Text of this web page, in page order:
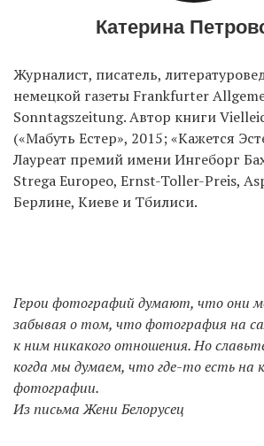
Катерина
Журналист, писатель,
немецкой газеты Frankfurter
Sonntagszeitung. Автор книги
(«Мабуть Естер», 2015; «Кажется
Лауреат премий имени Ингеборг
Strega Europeo, Ernst-Toller-Preis,
Берлине, Киеве и Тбилиси.
Герои фотографий думают, что они
забывая о том, что фотография на
к ним никакого отношения. Но
когда мы думаем, что где-то есть на
фотографии.
Из письма Жени Белорусец